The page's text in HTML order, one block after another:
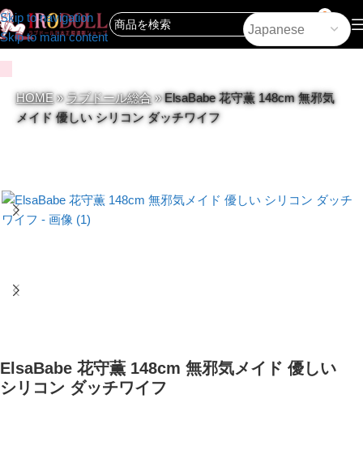
Skip to navigation
Skip to main content
0
HOME»ラブドール総合»ElsaBabe 花守薫 148cm 無邪気
メイド 優しい シリコン ダッチワイフ
ElsaBabe 花守薫 148cm 無邪気メイド 優しい
シリコン ダッチワイフ